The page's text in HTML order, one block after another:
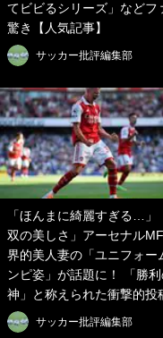
てビビるシリーズ」などフ
驚き【人気記事】
サッカー批評編集部
「ほんまに綺麗すぎる…」
双の美しさ」アーセナル
界的美人妻の「ユニフォー
ンピ姿」が話題に！ 「勝
神」と称えられた衝撃的投
サッカー批評編集部